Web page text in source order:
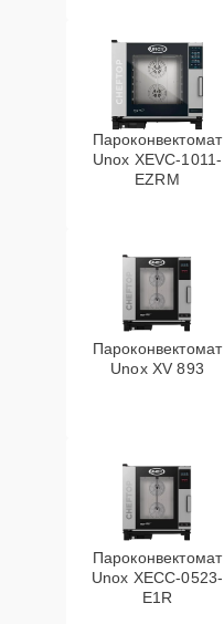
Пароконвектомат
Unox XEVC-1011-
EZRM
Пароконвектомат
Unox XV 893
Пароконвектомат
Unox XECC-0523-
E1R